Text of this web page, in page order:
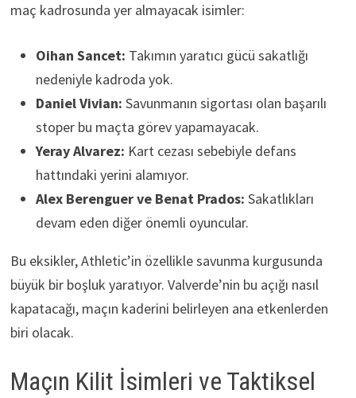
maç kadrosunda yer almayacak isimler:
Oihan Sancet: Takımın yaratıcı gücü sakatlığı
nedeniyle kadroda yok.
Daniel Vivian: Savunmanın sigortası olan başarılı
stoper bu maçta görev yapamayacak.
Yeray Alvarez: Kart cezası sebebiyle defans
hattındaki yerini alamıyor.
Alex Berenguer ve Benat Prados: Sakatlıkları
devam eden diğer önemli oyuncular.
Bu eksikler, Athletic’in özellikle savunma kurgusunda
büyük bir boşluk yaratıyor. Valverde’nin bu açığı nasıl
kapatacağı, maçın kaderini belirleyen ana etkenlerden
biri olacak.
Maçın Kilit İsimleri ve Taktiksel